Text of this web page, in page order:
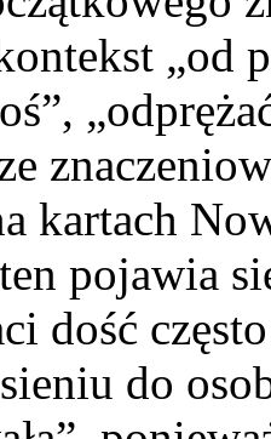
„od
kartach
pojawia
dość
do